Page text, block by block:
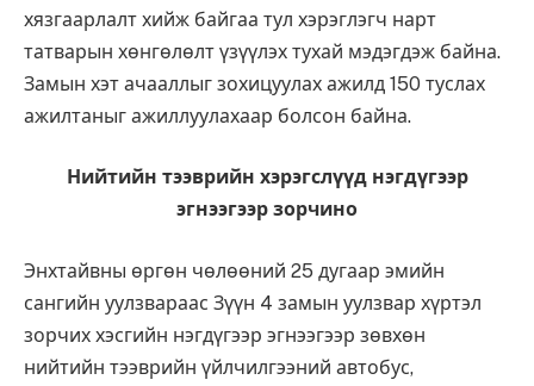
хязгаарлалт хийж байгаа тул хэрэглэгч нарт
татварын хөнгөлөлт үзүүлэх тухай мэдэгдэж байна.
Замын хэт ачааллыг зохицуулах ажилд 150 туслах
ажилтаныг ажиллуулахаар болсон байна.
Нийтийн тээврийн хэрэгслүүд нэгдүгээр
эгнээгээр зорчино
Энхтайвны өргөн чөлөөний 25 дугаар эмийн
сангийн уулзвараас Зүүн 4 замын уулзвар хүртэл
зорчих хэсгийн нэгдүгээр эгнээгээр зөвхөн
нийтийн тээврийн үйлчилгээний автобус,